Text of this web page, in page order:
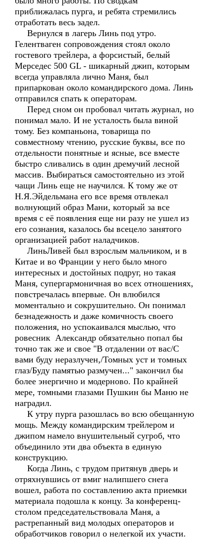
приближалась пурга, и ребята стремились
отработать весь задел.
Вернулся в лагерь Линь под утро.
Гелентваген сопровождения стоял около
гостевого трейлера, а форсистый, белый
Мерседес 500 GL - шикарный джип, которым
всегда управляла лично Маня, был
припаркован около командирского дома. Линь
отправился спать к операторам.
Перед сном он пробовал читать журнал, но
понимал мало. И не усталость была виной
тому. Без компаньона, товарища по
совместному чтению, русские буквы, все по
отдельности понятные и ясные, все вместе
быстро сливались в один дремучий лесной
массив. Выбираться самостоятельно из этой
чащи Линь еще не научился. К тому же от
Н.Я.Эйдельмана его все время отвлекал
волнующий образ Мани, который за все
время с её появления еще ни разу не ушел из
его сознания, казалось бы всецело занятого
организацией работ наладчиков.
ЛиньЛивей был взрослым мальчиком, и в
Китае и во Франции у него было много
интересных и достойных подруг, но такая
Маня, супергармоничная во всех отношениях,
повстречалась впервые. Он влюбился
моментально и сокрушительно. Он понимал
безнадежность и даже комичность своего
положения, но успокаивался мыслью, что
ровесник Александр обязательно попал бы
точно так же и свое "В отдалении от вас/С
вами буду неразлучен,/Томных уст и томных
глаз/Буду памятью размучен..." закончил бы
более энергично и модерново. По крайней
мере, томными глазами Пушкин бы Маню не
наградил.
К утру пурга разошлась во всю обещанную
мощь. Между командирским трейлером и
джипом намело внушительный сугроб, что
объединило эти два объекта в единую
конструкцию.
Когда Линь, с трудом притянув дверь и
отряхнувшись от вмиг налипшего снега
вошел, работа по составлению акта приемки
материала подошла к концу. За конференц-
столом председательствовала Маня, а
растрепанный вид молодых операторов и
обработчиков говорил о нелегкой их участи.